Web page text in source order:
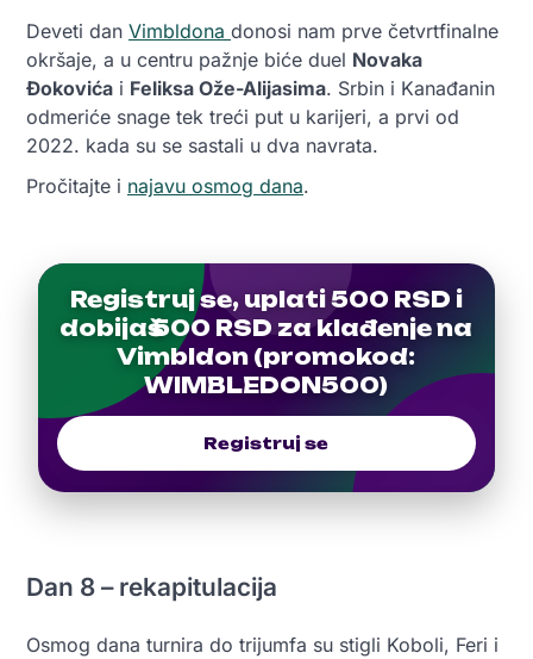
Deveti dan Vimbldona donosi nam prve četvrtfinalne
okršaje, a u centru pažnje biće duel Novaka
Đokovića i Feliksa Ože-Alijasima. Srbin i Kanađanin
odmeriće snage tek treći put u karijeri, a prvi od
2022. kada su se sastali u dva navrata.
Pročitajte i najavu osmog dana.
Registruj se, uplati 500 RSD i
dobijaš 500 RSD za klađenje na
Vimbldon (promokod:
WIMBLEDON500)
Registruj se
Dan 8 – rekapitulacija
Osmog dana turnira do trijumfa su stigli Koboli, Feri i